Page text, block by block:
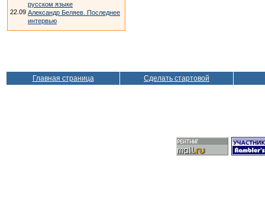
русском языке
22.09 Александр Беляев. Последнее
интервью
Главная страница Сделать стартовой